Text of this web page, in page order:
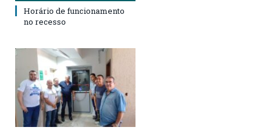
Horário de funcionamento
no recesso